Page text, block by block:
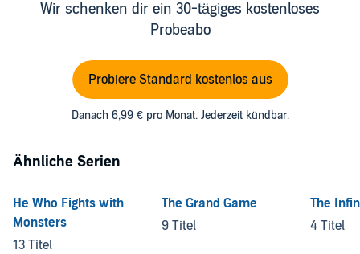
Wir schenken dir ein 30-tägiges kostenloses
Probeabo
Probiere Standard kostenlos aus
Danach 6,99 € pro Monat. Jederzeit kündbar.
Ähnliche Serien
He Who Fights with
Monsters
13 Titel
The Grand Game
9 Titel
The
4 Titel